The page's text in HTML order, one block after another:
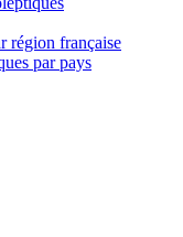
région française
par pays